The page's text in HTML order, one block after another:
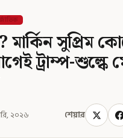
সুপ্রিম
ট্রাম্প-শুল্কে
২০২৬ শেয়ার